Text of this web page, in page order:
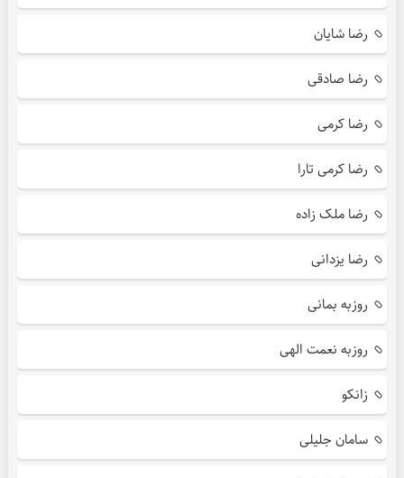
رضا شایان
رضا صادقی
رضا کرمی
رضا کرمی تارا
رضا ملک زاده
رضا یزدانی
روزبه بمانی
روزبه نعمت الهی
زانکو
سامان جلیلی